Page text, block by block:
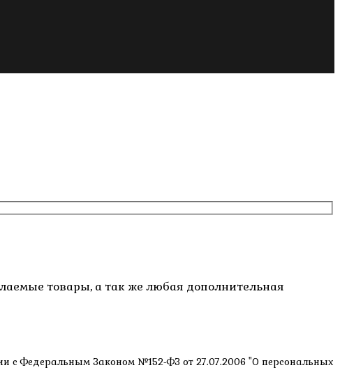
товары, а так же любая дополнительная
с Федеральным Законом №152-ФЗ от 27.07.2006 "О персональных